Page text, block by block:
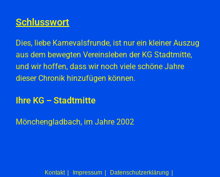
Schlusswort
Dies, liebe Karnevalsfrunde, ist nur ein kleiner Auszug
aus dem bewegten Vereinsleben der KG Stadtmitte,
und wir hoffen, dass wir noch viele schöne Jahre
dieser Chronik hinzufügen können.
Ihre KG – Stadtmitte
Mönchengladbach, im Jahre 2002
Kontakt Impressum
Datenschutzerklärung